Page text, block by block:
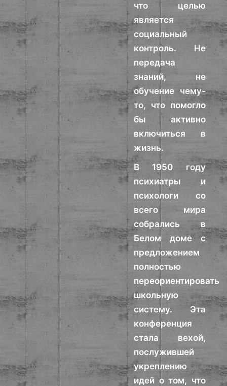
что целью
является
социальный
контроль. Не
передача
знаний, не
обучение чему-
то, что помогло
бы активно
включиться в
жизнь.
В 1950 году
психиатры и
психологи со
всего мира
собрались в
Белом доме с
предложением
полностью
переориентировать
школьную
систему. Эта
конференция
стала вехой,
послужившей
укреплению
идей о том, что